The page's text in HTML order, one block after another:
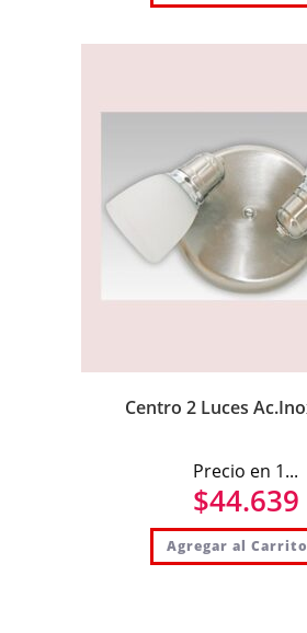
Centro 2 Luces
Precio en 1...
$44.639
Agregar al